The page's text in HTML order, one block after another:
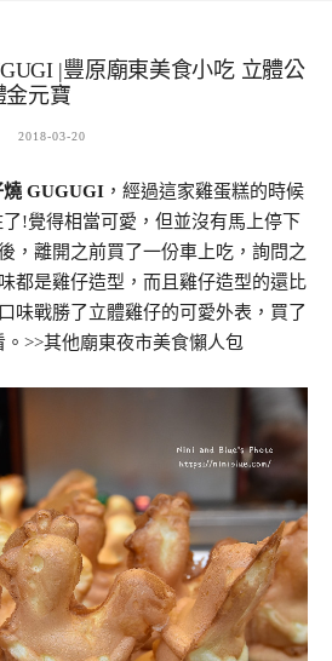
|豐原廟東美食小吃 立體公
金元寶
2018-03-20
燒 GUGUGI ，經過這家雞蛋糕的時候
!覺得相當可愛，但並沒有馬上停下
，離開之前買了一份車上吃，詢問之
都是雞仔造型，而且雞仔造型的還比
味戰勝了立體雞仔的可愛外表，買了
>>其他廟東夜市美食懶人包